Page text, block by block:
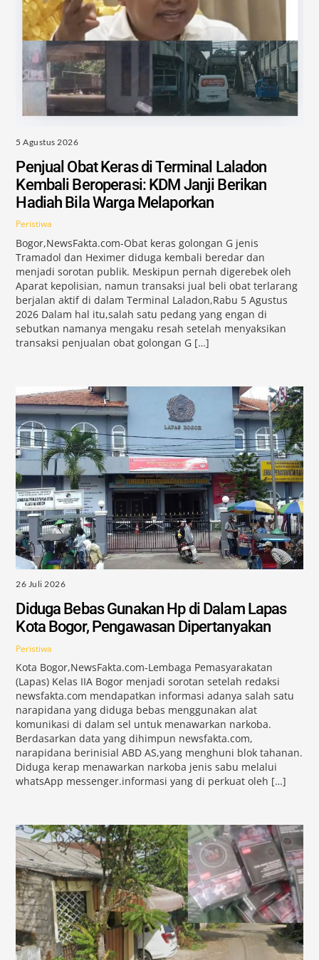
5 Agustus 2026
Penjual Obat Keras di Terminal Laladon
Kembali Beroperasi: KDM Janji Berikan
Hadiah Bila Warga Melaporkan
Peristiwa
Bogor,NewsFakta.com-Obat keras golongan G jenis
Tramadol dan Heximer diduga kembali beredar dan
menjadi sorotan publik. Meskipun pernah digerebek oleh
Aparat kepolisian, namun transaksi jual beli obat terlarang
berjalan aktif di dalam Terminal Laladon,Rabu 5 Agustus
2026 Dalam hal itu,salah satu pedang yang engan di
sebutkan namanya mengaku resah setelah menyaksikan
transaksi penjualan obat golongan G […]
26 Juli 2026
Diduga Bebas Gunakan Hp di Dalam Lapas
Kota Bogor, Pengawasan Dipertanyakan
Peristiwa
Kota Bogor,NewsFakta.com-Lembaga Pemasyarakatan
(Lapas) Kelas IIA Bogor menjadi sorotan setelah redaksi
newsfakta.com mendapatkan informasi adanya salah satu
narapidana yang diduga bebas menggunakan alat
komunikasi di dalam sel untuk menawarkan narkoba.
Berdasarkan data yang dihimpun newsfakta.com,
narapidana berinisial ABD AS,yang menghuni blok tahanan.
Diduga kerap menawarkan narkoba jenis sabu melalui
whatsApp messenger.informasi yang di perkuat oleh […]